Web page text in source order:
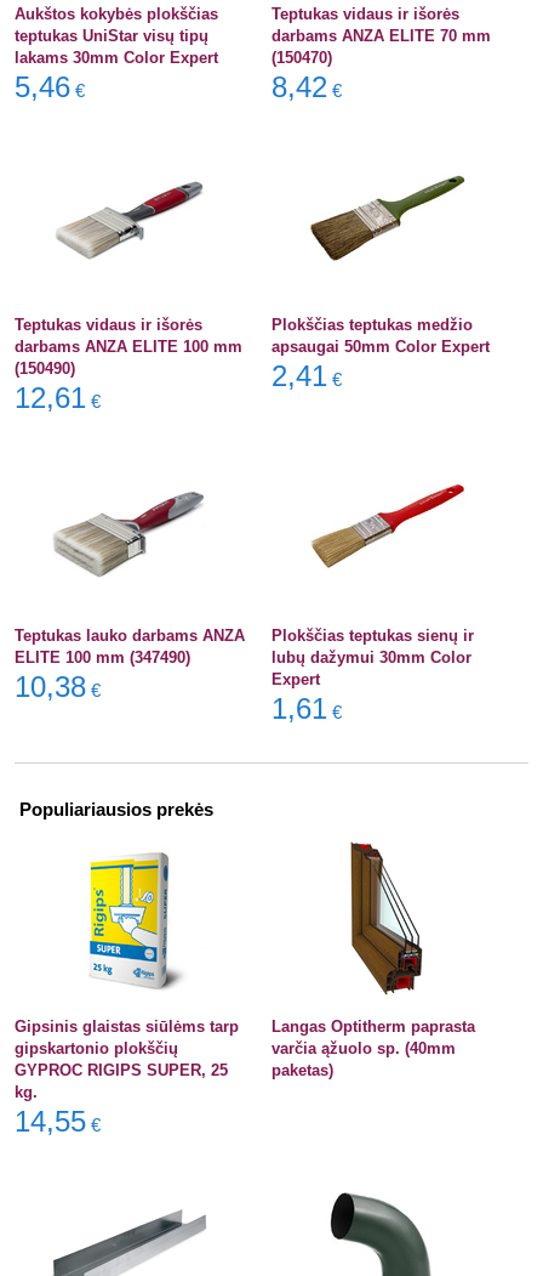
Aukštos kokybės plokščias
teptukas UniStar visų tipų
lakams 30mm Color Expert
5,46 €
Teptukas vidaus ir išorės
darbams ANZA ELITE 70 mm
(150470)
8,42 €
Teptukas vidaus ir išorės
darbams ANZA ELITE 100 mm
(150490)
12,61 €
Plokščias teptukas medžio
apsaugai 50mm Color Expert
2,41 €
Teptukas lauko darbams ANZA
ELITE 100 mm (347490)
10,38 €
Plokščias teptukas sienų ir
lubų dažymui 30mm Color
Expert
1,61 €
Populiariausios prekės
Gipsinis glaistas siūlėms tarp
gipskartonio plokščių
GYPROC RIGIPS SUPER, 25
kg.
14,55 €
Langas Optitherm paprasta
varčia ąžuolo sp. (40mm
paketas)